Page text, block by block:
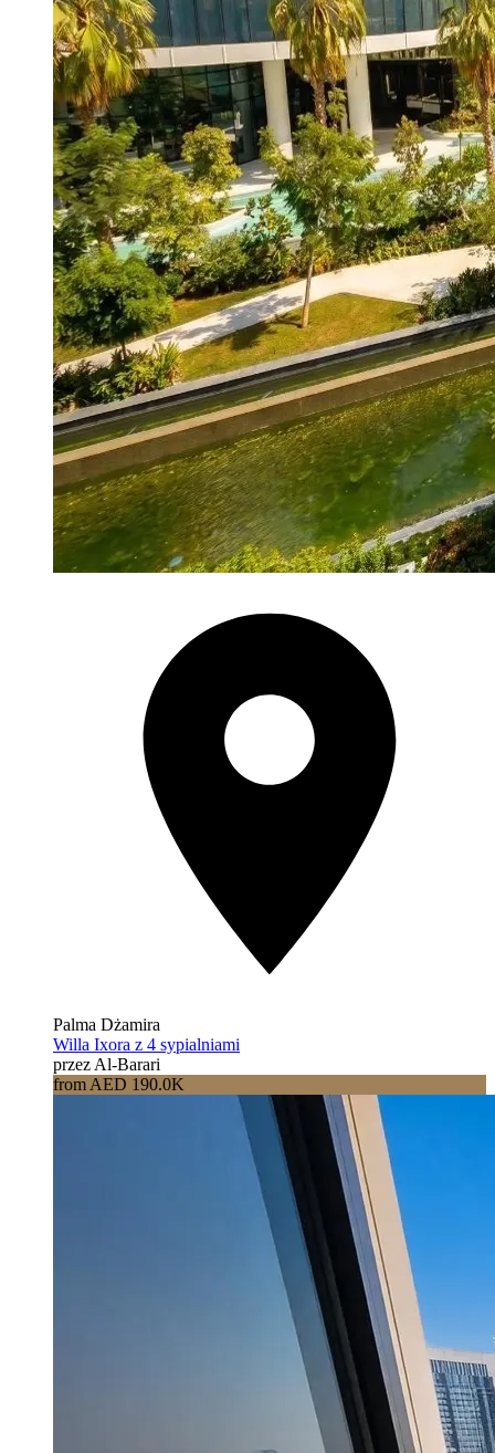
Palma Dżamira
Willa Ixora z 4 sypialniami
przez Al-Barari
from AED 190.0K